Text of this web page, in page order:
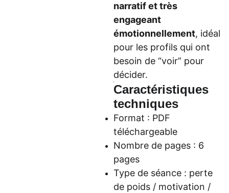
narratif et très
engageant
émotionnellement, idéal
pour les profils qui ont
besoin de “voir” pour
décider.
Caractéristiques
techniques
Format : PDF
téléchargeable
Nombre de pages : 6
pages
Type de séance : perte
de poids / motivation /